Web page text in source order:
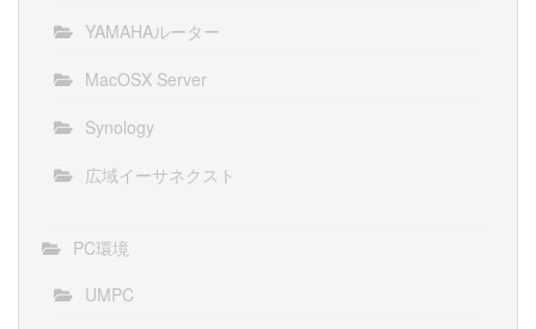
YAMAHAルーター
MacOSX Server
Synology
広域イーサネクスト
PC環境
UMPC